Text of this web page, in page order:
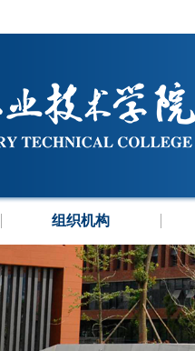
组织机构